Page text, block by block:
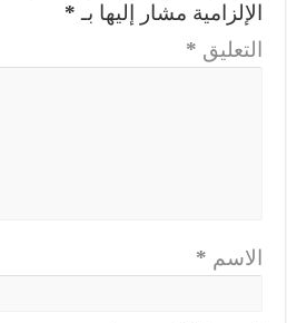
الإلزامية مشار إليها بـ *
التعليق *
الاسم *